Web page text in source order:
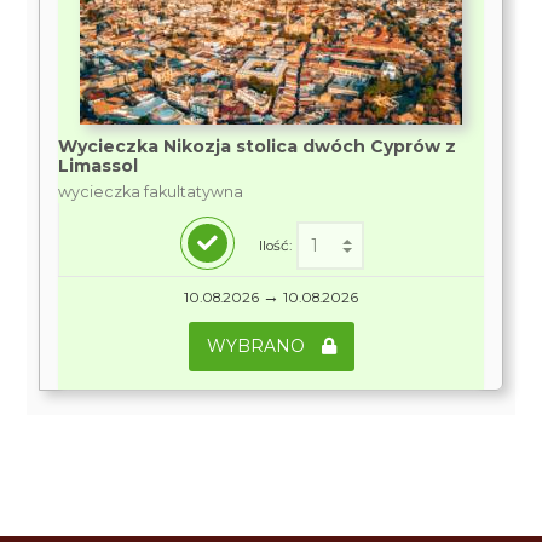
Wycieczka Nikozja stolica dwóch Cyprów z
Limassol
wycieczka fakultatywna
Ilość:
10.08.2026 → 10.08.2026
WYBRANO